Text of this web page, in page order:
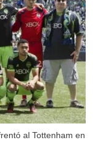
al Tottenham en